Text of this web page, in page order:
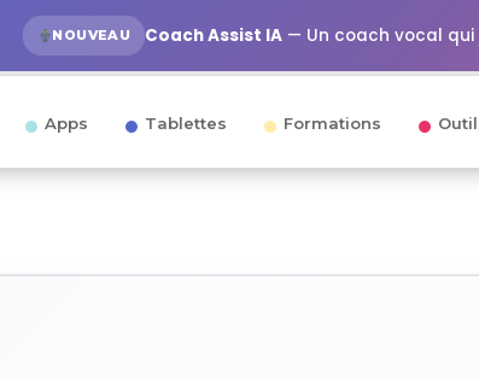
NOUVEAU Coach Assist IA — Un coach vocal qui
Apps Tablettes Formations